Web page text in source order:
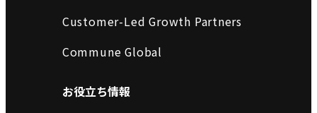
Customer-Led Growth Partners
Commune Global
お役立ち情報